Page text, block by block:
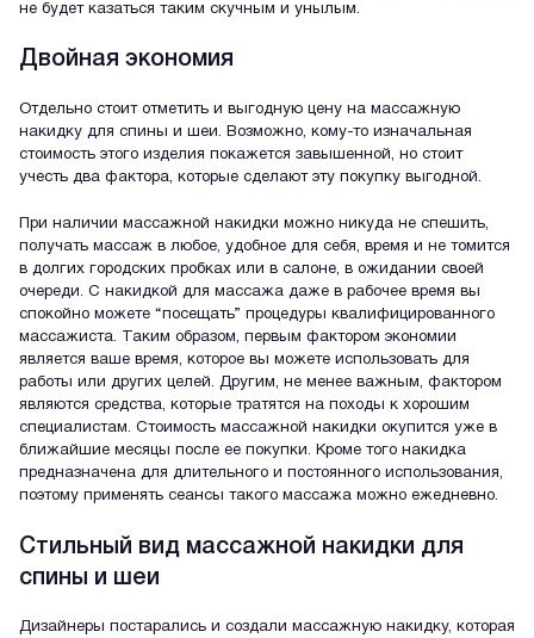
не будет казаться таким скучным и унылым.
Двойная экономия
Отдельно стоит отметить и выгодную цену на массажную
накидку для спины и шеи. Возможно, кому-то изначальная
стоимость этого изделия покажется завышенной, но стоит
учесть два фактора, которые сделают эту покупку выгодной.
При наличии массажной накидки можно никуда не спешить,
получать массаж в любое, удобное для себя, время и не томится
в долгих городских пробках или в салоне, в ожидании своей
очереди. С накидкой для массажа даже в рабочее время вы
спокойно можете “посещать” процедуры квалифицированного
массажиста. Таким образом, первым фактором экономии
является ваше время, которое вы можете использовать для
работы или других целей. Другим, не менее важным, фактором
являются средства, которые тратятся на походы к хорошим
специалистам. Стоимость массажной накидки окупится уже в
ближайшие месяцы после ее покупки. Кроме того накидка
предназначена для длительного и постоянного использования,
поэтому применять сеансы такого массажа можно ежедневно.
Стильный вид массажной накидки для
спины и шеи
Дизайнеры постарались и создали массажную накидку, которая